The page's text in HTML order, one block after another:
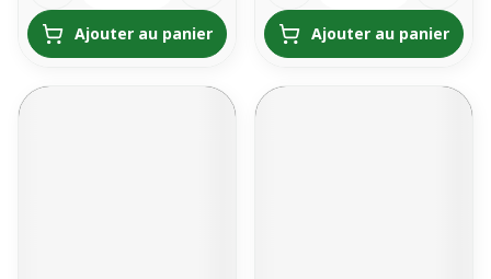
Ajouter au panier Ajouter au panier